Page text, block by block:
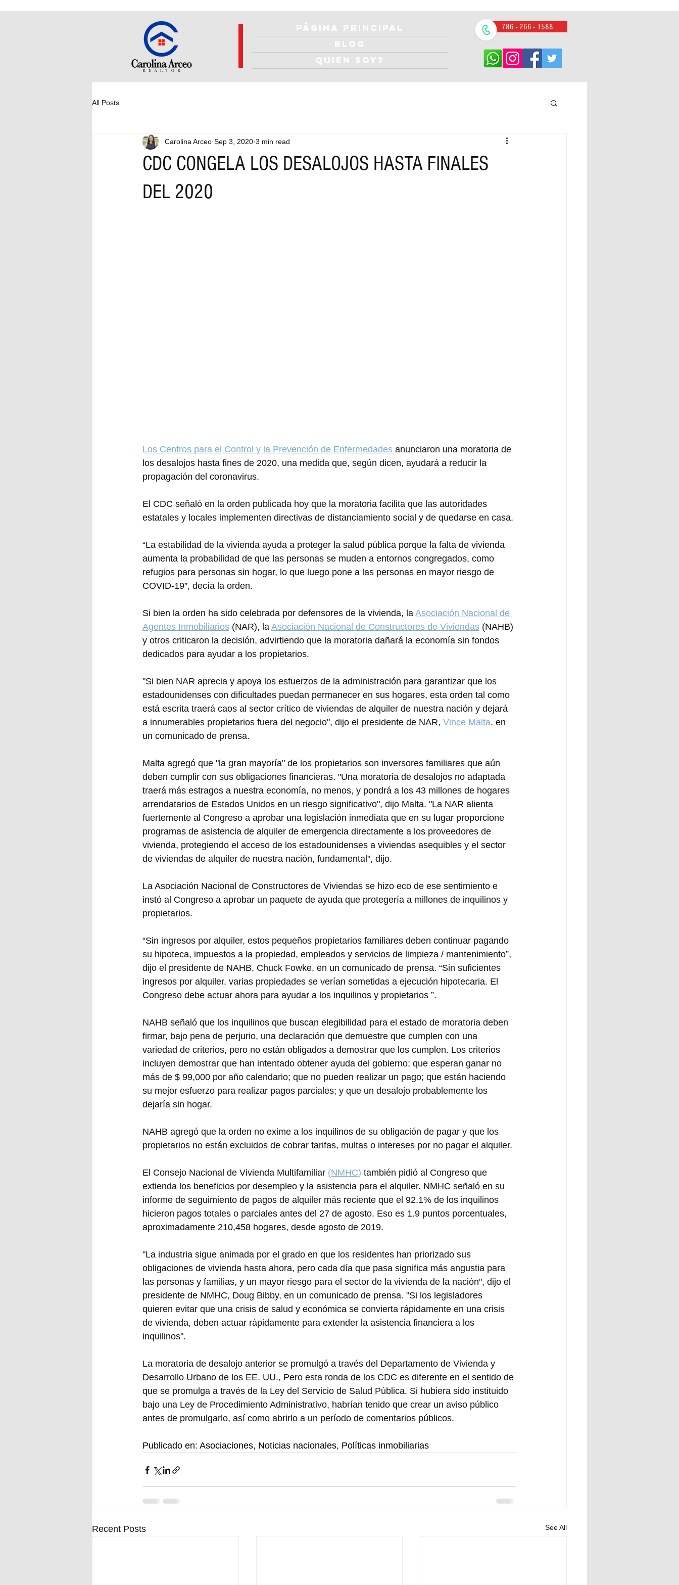
Página Principal
Blog
Quien soy?
786 - 266 - 1588
All Posts
CDC CONGELA LOS DESALOJOS HASTA FINALES
DEL 2020
Carolina Arceo Sep 3, 2020 3 min read
Los Centros para el Control y la Prevención de Enfermedades anunciaron una moratoria de
los desalojos hasta fines de 2020, una medida que, según dicen, ayudará a reducir la
propagación del coronavirus.
El CDC señaló en la orden publicada hoy que la moratoria facilita que las autoridades
estatales y locales implementen directivas de distanciamiento social y de quedarse en casa.
“La estabilidad de la vivienda ayuda a proteger la salud pública porque la falta de vivienda
aumenta la probabilidad de que las personas se muden a entornos congregados, como
refugios para personas sin hogar, lo que luego pone a las personas en mayor riesgo de
COVID-19”, decía la orden.
Si bien la orden ha sido celebrada por defensores de la vivienda, la Asociación Nacional de
Agentes Inmobiliarios (NAR), la Asociación Nacional de Constructores de Viviendas (NAHB)
y otros criticaron la decisión, advirtiendo que la moratoria dañará la economía sin fondos
dedicados para ayudar a los propietarios.
"Si bien NAR aprecia y apoya los esfuerzos de la administración para garantizar que los
estadounidenses con dificultades puedan permanecer en sus hogares, esta orden tal como
está escrita traerá caos al sector crítico de viviendas de alquiler de nuestra nación y dejará
a innumerables propietarios fuera del negocio", dijo el presidente de NAR, Vince Malta. en
un comunicado de prensa.
Malta agregó que "la gran mayoría" de los propietarios son inversores familiares que aún
deben cumplir con sus obligaciones financieras. "Una moratoria de desalojos no adaptada
traerá más estragos a nuestra economía, no menos, y pondrá a los 43 millones de hogares
arrendatarios de Estados Unidos en un riesgo significativo", dijo Malta. "La NAR alienta
fuertemente al Congreso a aprobar una legislación inmediata que en su lugar proporcione
programas de asistencia de alquiler de emergencia directamente a los proveedores de
vivienda, protegiendo el acceso de los estadounidenses a viviendas asequibles y el sector
de viviendas de alquiler de nuestra nación, fundamental", dijo.
La Asociación Nacional de Constructores de Viviendas se hizo eco de ese sentimiento e
instó al Congreso a aprobar un paquete de ayuda que protegería a millones de inquilinos y
propietarios.
“Sin ingresos por alquiler, estos pequeños propietarios familiares deben continuar pagando
su hipoteca, impuestos a la propiedad, empleados y servicios de limpieza / mantenimiento”,
dijo el presidente de NAHB, Chuck Fowke, en un comunicado de prensa. “Sin suficientes
ingresos por alquiler, varias propiedades se verían sometidas a ejecución hipotecaria. El
Congreso debe actuar ahora para ayudar a los inquilinos y propietarios ”.
NAHB señaló que los inquilinos que buscan elegibilidad para el estado de moratoria deben
firmar, bajo pena de perjurio, una declaración que demuestre que cumplen con una
variedad de criterios, pero no están obligados a demostrar que los cumplen. Los criterios
incluyen demostrar que han intentado obtener ayuda del gobierno; que esperan ganar no
más de $ 99,000 por año calendario; que no pueden realizar un pago; que están haciendo
su mejor esfuerzo para realizar pagos parciales; y que un desalojo probablemente los
dejaría sin hogar.
NAHB agregó que la orden no exime a los inquilinos de su obligación de pagar y que los
propietarios no están excluidos de cobrar tarifas, multas o intereses por no pagar el alquiler.
El Consejo Nacional de Vivienda Multifamiliar (NMHC) también pidió al Congreso que
extienda los beneficios por desempleo y la asistencia para el alquiler. NMHC señaló en su
informe de seguimiento de pagos de alquiler más reciente que el 92.1% de los inquilinos
hicieron pagos totales o parciales antes del 27 de agosto. Eso es 1.9 puntos porcentuales,
aproximadamente 210,458 hogares, desde agosto de 2019.
"La industria sigue animada por el grado en que los residentes han priorizado sus
obligaciones de vivienda hasta ahora, pero cada día que pasa significa más angustia para
las personas y familias, y un mayor riesgo para el sector de la vivienda de la nación", dijo el
presidente de NMHC, Doug Bibby, en un comunicado de prensa. "Si los legisladores
quieren evitar que una crisis de salud y económica se convierta rápidamente en una crisis
de vivienda, deben actuar rápidamente para extender la asistencia financiera a los
inquilinos".
La moratoria de desalojo anterior se promulgó a través del Departamento de Vivienda y
Desarrollo Urbano de los EE. UU., Pero esta ronda de los CDC es diferente en el sentido de
que se promulga a través de la Ley del Servicio de Salud Pública. Si hubiera sido instituido
bajo una Ley de Procedimiento Administrativo, habrían tenido que crear un aviso público
antes de promulgarlo, así como abrirlo a un período de comentarios públicos.
Publicado en: Asociaciones, Noticias nacionales, Políticas inmobiliarias
Recent Posts See All